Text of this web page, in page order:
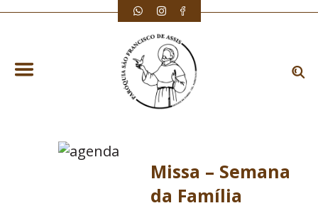
Missa – Semana
da Família